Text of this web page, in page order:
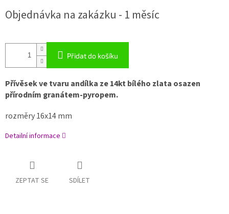
cena:
Objednávka na zakázku - 1 měsíc
Přidat do košíku
Přívěsek ve tvaru andílka ze 14kt bílého zlata osazen
přírodním granátem-pyropem.
rozměry 16x14 mm
Detailní informace
ZEPTAT SE SDÍLET